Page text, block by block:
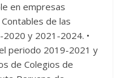
en empresas
de las
y 2021-2024. •
periodo 2019-2021 y
de Colegios de